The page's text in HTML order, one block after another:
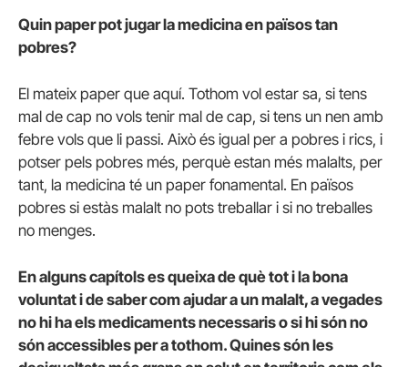
Quin paper pot jugar la medicina en països tan
pobres?
El mateix paper que aquí. Tothom vol estar sa, si tens
mal de cap no vols tenir mal de cap, si tens un nen amb
febre vols que li passi. Això és igual per a pobres i rics, i
potser pels pobres més, perquè estan més malalts, per
tant, la medicina té un paper fonamental. En països
pobres si estàs malalt no pots treballar i si no treballes
no menges.
En alguns capítols es queixa de què tot i la bona
voluntat i de saber com ajudar a un malalt, a vegades
no hi ha els medicaments necessaris o si hi són no
són accessibles per a tothom. Quines són les